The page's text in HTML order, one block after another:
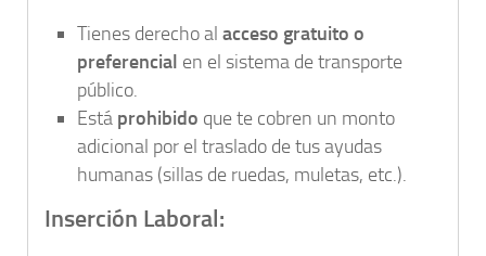
Tienes derecho al acceso gratuito o
preferencial en el sistema de transporte
público.
Está prohibido que te cobren un monto
adicional por el traslado de tus ayudas
humanas (sillas de ruedas, muletas, etc.).
Inserción Laboral: